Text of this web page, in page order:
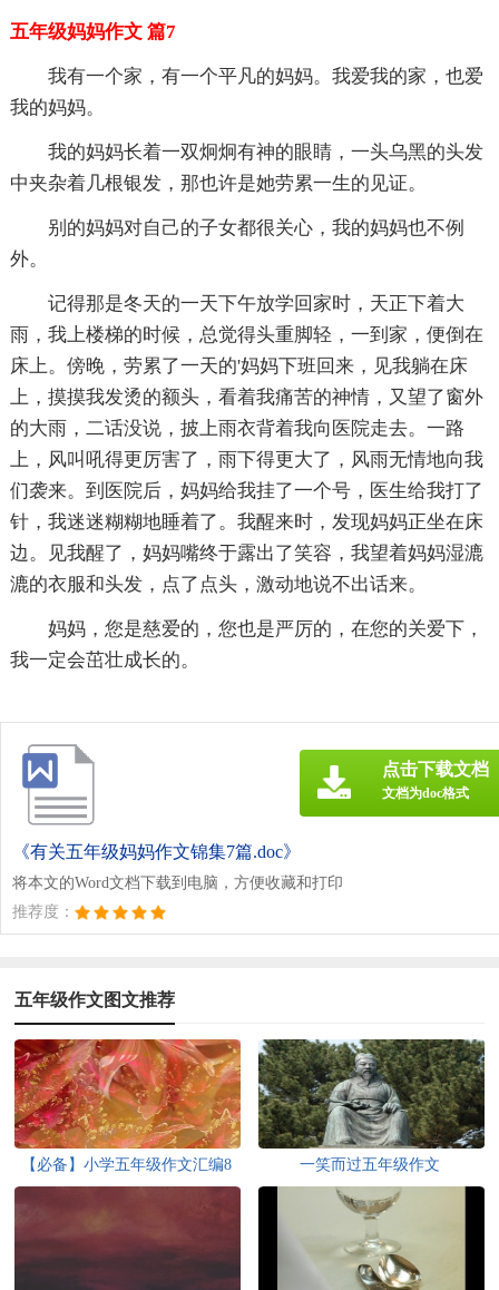
五年级妈妈作文 篇7
我有一个家，有一个平凡的妈妈。我爱我的家，也爱
我的妈妈。
我的妈妈长着一双炯炯有神的眼睛，一头乌黑的头发
中夹杂着几根银发，那也许是她劳累一生的见证。
别的妈妈对自己的子女都很关心，我的妈妈也不例
外。
记得那是冬天的一天下午放学回家时，天正下着大
雨，我上楼梯的时候，总觉得头重脚轻，一到家，便倒在
床上。傍晚，劳累了一天的'妈妈下班回来，见我躺在床
上，摸摸我发烫的额头，看着我痛苦的神情，又望了窗外
的大雨，二话没说，披上雨衣背着我向医院走去。一路
上，风叫吼得更厉害了，雨下得更大了，风雨无情地向我
们袭来。到医院后，妈妈给我挂了一个号，医生给我打了
针，我迷迷糊糊地睡着了。我醒来时，发现妈妈正坐在床
边。见我醒了，妈妈嘴终于露出了笑容，我望着妈妈湿漉
漉的衣服和头发，点了点头，激动地说不出话来。
妈妈，您是慈爱的，您也是严厉的，在您的关爱下，
我一定会茁壮成长的。
《有关五年级妈妈作文锦集7篇.doc》
将本文的Word文档下载到电脑，方便收藏和打印
推荐度：
点击下载文档
文档为doc格式
五年级作文图文推荐
【必备】小学五年级作文汇编8
一笑而过五年级作文